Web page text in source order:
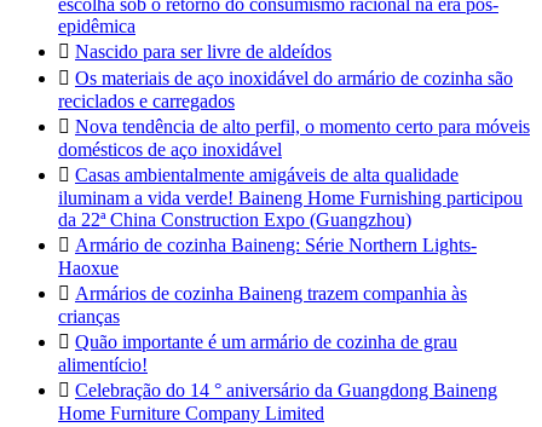
escolha sob o retorno do consumismo racional na era pós-
epidêmica
 Nascido para ser livre de aldeídos
 Os materiais de aço inoxidável do armário de cozinha são
reciclados e carregados
 Nova tendência de alto perfil, o momento certo para móveis
domésticos de aço inoxidável
 Casas ambientalmente amigáveis de alta qualidade
iluminam a vida verde! Baineng Home Furnishing participou
da 22ª China Construction Expo (Guangzhou)
 Armário de cozinha Baineng: Série Northern Lights-
Haoxue
 Armários de cozinha Baineng trazem companhia às
crianças
 Quão importante é um armário de cozinha de grau
alimentício!
 Celebração do 14 ° aniversário da Guangdong Baineng
Home Furniture Company Limited